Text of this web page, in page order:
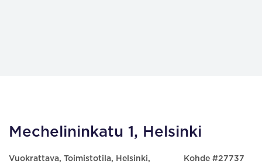
Mechelininkatu 1, Helsinki
Vuokrattava, Toimistotila, Helsinki,
Kohde #27737